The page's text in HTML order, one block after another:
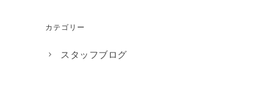
カテゴリー
スタッフブログ